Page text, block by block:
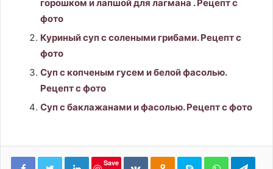
горошком и лапшой для лагмана . Рецепт с
фото
Куриный суп с солеными грибами. Рецепт с
фото
Суп с копченым гусем и белой фасолью.
Рецепт с фото
Суп с баклажанами и фасолью. Рецепт с фото
LinkedIn
Save
ВконтактеОдноклассники
Skype WhatsApp